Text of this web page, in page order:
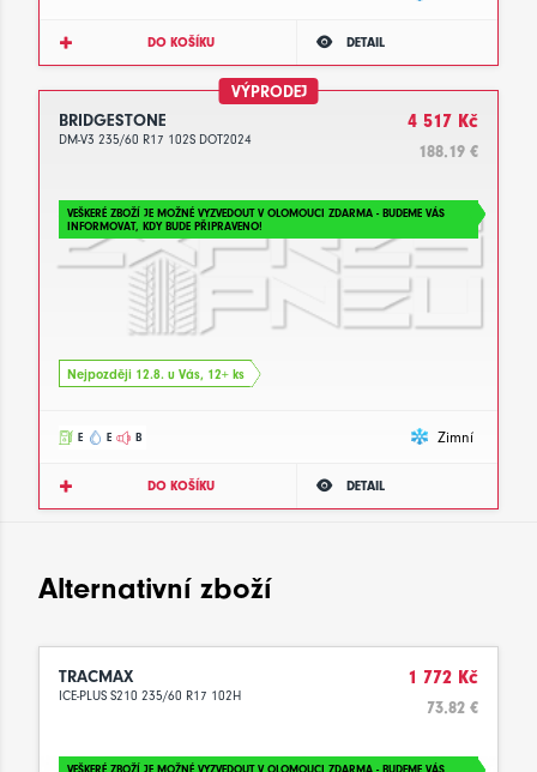
DO KOŠÍKU DETAIL
VÝPRODEJ
BRIDGESTONE
DM-V3 235/60 R17 102S DOT2024
4 517 Kč
188.19 €
VEŠKERÉ ZBOŽÍ JE MOŽNÉ VYZVEDOUT V OLOMOUCI ZDARMA - BUDEME VÁS
INFORMOVAT, KDY BUDE PŘIPRAVENO!
Nejpozději 12.8. u Vás, 12+ ks
E E B Zimní
DO KOŠÍKU DETAIL
Alternativní zboží
TRACMAX
ICE-PLUS S210 235/60 R17 102H
1 772 Kč
73.82 €
VEŠKERÉ ZBOŽÍ JE MOŽNÉ VYZVEDOUT V OLOMOUCI ZDARMA - BUDEME VÁS